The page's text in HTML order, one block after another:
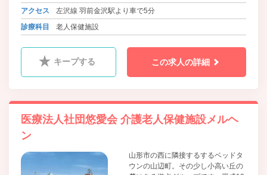
アクセス
左沢線 羽前金沢駅より車で5分
診療科目
老人保健施設
キープする この求人の詳細
医療法人社団悠愛会 介護老人保健施設メルヘ
ン
山形市の西に隣接するするベッドタ
ウンの山辺町。その少し小高い丘の